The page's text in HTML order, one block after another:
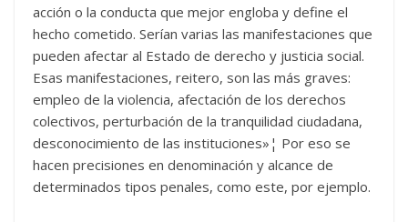
acción o la conducta que mejor engloba y define el
hecho cometido. Serían varias las manifestaciones que
pueden afectar al Estado de derecho y justicia social.
Esas manifestaciones, reitero, son las más graves:
empleo de la violencia, afectación de los derechos
colectivos, perturbación de la tranquilidad ciudadana,
desconocimiento de las instituciones»¦ Por eso se
hacen precisiones en denominación y alcance de
determinados tipos penales, como este, por ejemplo.